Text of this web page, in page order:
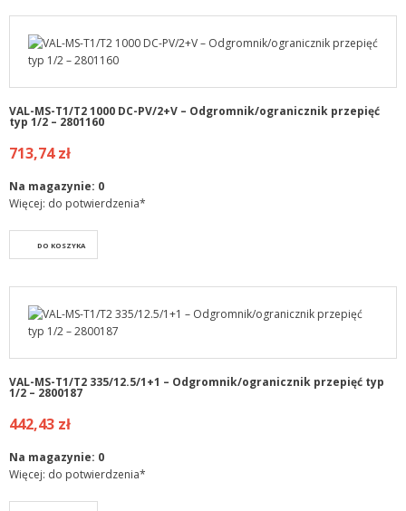
VAL-MS-T1/T2 1000 DC-PV/2+V – Odgromnik/ogranicznik przepięć
typ 1/2 – 2801160
713,74 zł
Na magazynie: 0
Więcej: do potwierdzenia*
DO KOSZYKA
VAL-MS-T1/T2 335/12.5/1+1 – Odgromnik/ogranicznik przepięć typ
1/2 – 2800187
442,43 zł
Na magazynie: 0
Więcej: do potwierdzenia*